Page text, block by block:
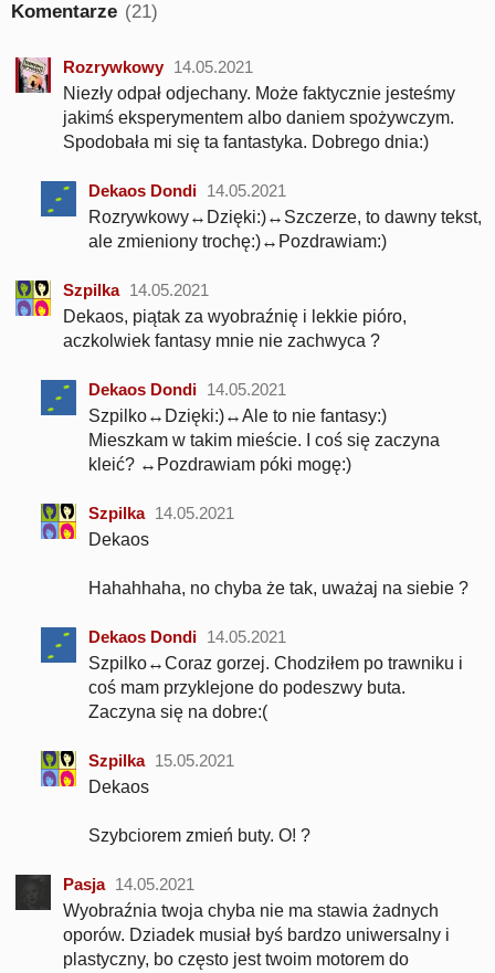
Komentarze (21)
Rozrywkowy 14.05.2021
Niezły odpał odjechany. Może faktycznie jesteśmy
jakimś eksperymentem albo daniem spożywczym.
Spodobała mi się ta fantastyka. Dobrego dnia:)
Dekaos Dondi 14.05.2021
Rozrywkowy↔Dzięki:)↔Szczerze, to dawny tekst,
ale zmieniony trochę:)↔Pozdrawiam:)
Szpilka 14.05.2021
Dekaos, piątak za wyobraźnię i lekkie pióro,
aczkolwiek fantasy mnie nie zachwyca ?
Dekaos Dondi 14.05.2021
Szpilko↔Dzięki:)↔Ale to nie fantasy:)
Mieszkam w takim mieście. I coś się zaczyna
kleić? ↔Pozdrawiam póki mogę:)
Szpilka 14.05.2021
Dekaos
Hahahhaha, no chyba że tak, uważaj na siebie ?
Dekaos Dondi 14.05.2021
Szpilko↔Coraz gorzej. Chodziłem po trawniku i
coś mam przyklejone do podeszwy buta.
Zaczyna się na dobre:(
Szpilka 15.05.2021
Dekaos
Szybciorem zmień buty. O! ?
Pasja 14.05.2021
Wyobraźnia twoja chyba nie ma stawia żadnych
oporów. Dziadek musiał byś bardzo uniwersalny i
plastyczny, bo często jest twoim motorem do